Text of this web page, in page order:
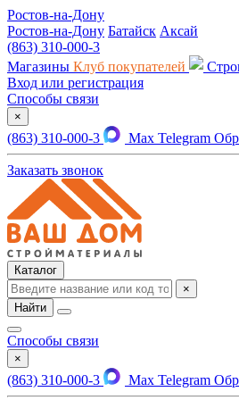
Ростов-на-Дону
Ростов-на-Дону Батайск Аксай
(863) 310-000-3
Магазины Клуб покупателей
Вход или регистрация
Способы связи
×
(863) 310-000-3 Max Telegram
Заказать звонок
Каталог
×
Найти
Способы связи
×
(863) 310-000-3 Max Telegram